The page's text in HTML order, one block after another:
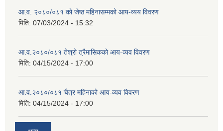
आ.व. २०८०/०८१ को जेष्ठ महिनासम्मको आय-व्यय विवरण
मिति: 07/03/2024 - 15:32
आ.व.२०८०/०८१ तेश्रो त्रैमासिकको आय-व्यव विवरण
मिति: 04/15/2024 - 17:00
आ.व.२०८०/०८१ चैत्र महिनाको आय-व्यव विवरण
मिति: 04/15/2024 - 17:00